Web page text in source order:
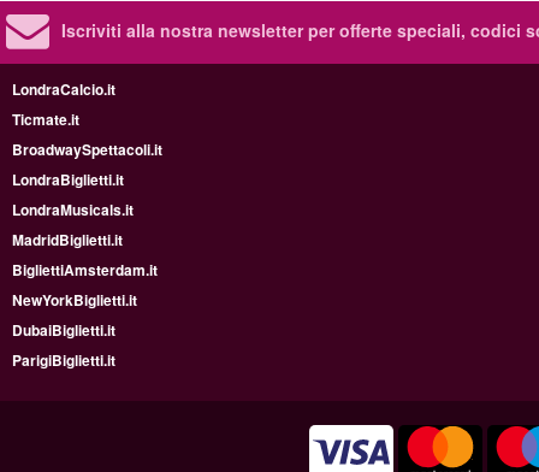
Iscriviti alla nostra newsletter per offerte speciali, codici
LondraCalcio.it
Ticmate.it
BroadwaySpettacoli.it
LondraBiglietti.it
LondraMusicals.it
MadridBiglietti.it
BigliettiAmsterdam.it
NewYorkBiglietti.it
DubaiBiglietti.it
ParigiBiglietti.it